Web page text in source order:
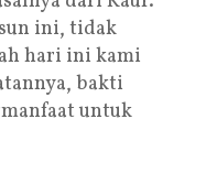
ini, tidak
hari ini kami
bakti
untuk